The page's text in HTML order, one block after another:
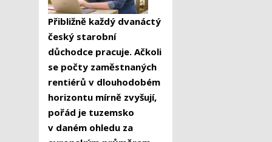
Přibližně každý dvanáctý
český starobní
důchodce pracuje. Ačkoli
se počty zaměstnaných
rentiérů v dlouhodobém
horizontu mírně zvyšují,
pořád je tuzemsko
v daném ohledu za